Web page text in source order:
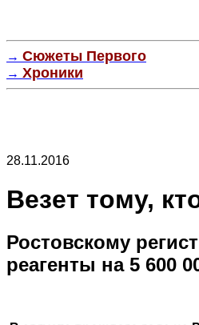
→ Сюжеты Первого
→ Хроники
28.11.2016
Везет тому,
Ростовскому
реагенты на 5 600